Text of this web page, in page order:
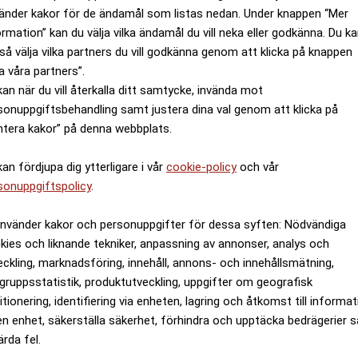
kakor för de ändamål som listas nedan. Under knappen “Mer
kan du välja vilka ändamål du vill neka eller godkänna. Du
välja vilka partners du vill godkänna genom att klicka på knappen
våra partners”.
när du vill återkalla ditt samtycke, invända mot
samt justera dina val genom att klicka på
kakor” på denna webbplats.
fördjupa dig ytterligare i vår cookie-policyoch vår
.
kakor och personuppgifter för dessa syften: Nödvändiga
och liknande tekniker, anpassning av annonser, analys och
marknadsföring, innehåll, annons- och innehållsmätning,
produktutveckling, uppgifter om geografisk
identifiering via enheten, lagring och åtkomst till
enhet, säkerställa säkerhet, förhindra och upptäcka bedrägerier
fel.
Det är låg ränta men man kommer att följa
förklarar Christina Söderberg.
med insättningsgaranti kan alla vara värda att
ANNONS